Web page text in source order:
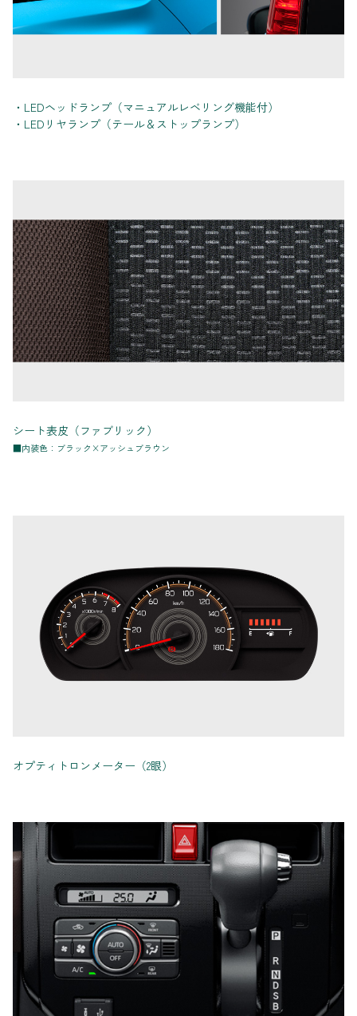
・LEDヘッドランプ（マニュアルレベリング機能付）
・LEDリヤランプ（テール＆ストップランプ）
シート表皮（ファブリック）
■内装色：ブラック×アッシュブラウン
オプティトロンメーター（2眼）